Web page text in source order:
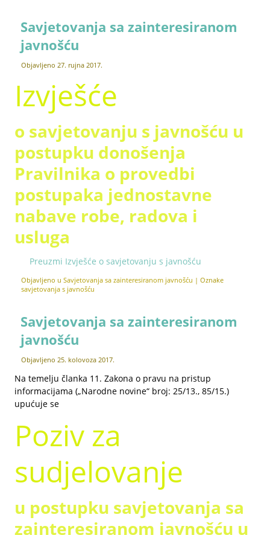
Savjetovanja sa zainteresiranom
javnošću
Objavljeno 27. rujna 2017.
Izvješće
o savjetovanju s javnošću u
postupku donošenja
Pravilnika o provedbi
postupaka jednostavne
nabave robe, radova i
usluga
Preuzmi Izvješće o savjetovanju s javnošću
Objavljeno u Savjetovanja sa zainteresiranom javnošću |Oznake
savjetovanja s javnošću
Savjetovanja sa zainteresiranom
javnošću
Objavljeno 25. kolovoza 2017.
Na temelju članka 11. Zakona o pravu na pristup
informacijama („Narodne novine“ broj: 25/13., 85/15.)
upućuje se
Poziv za
sudjelovanje
u postupku savjetovanja sa
zainteresiranom javnošću u